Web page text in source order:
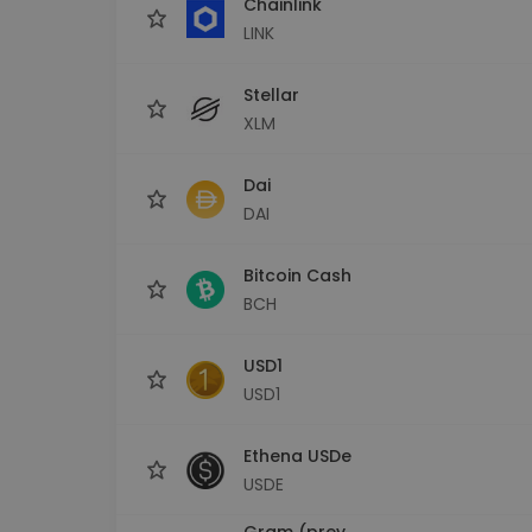
LINK
Stellar
XLM
Dai
DAI
Bitcoin Cash
BCH
USD1
USD1
Ethena USDe
USDE